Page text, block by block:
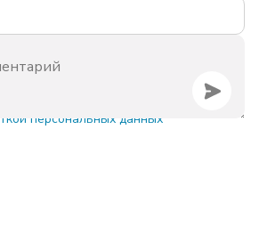
персональных данных